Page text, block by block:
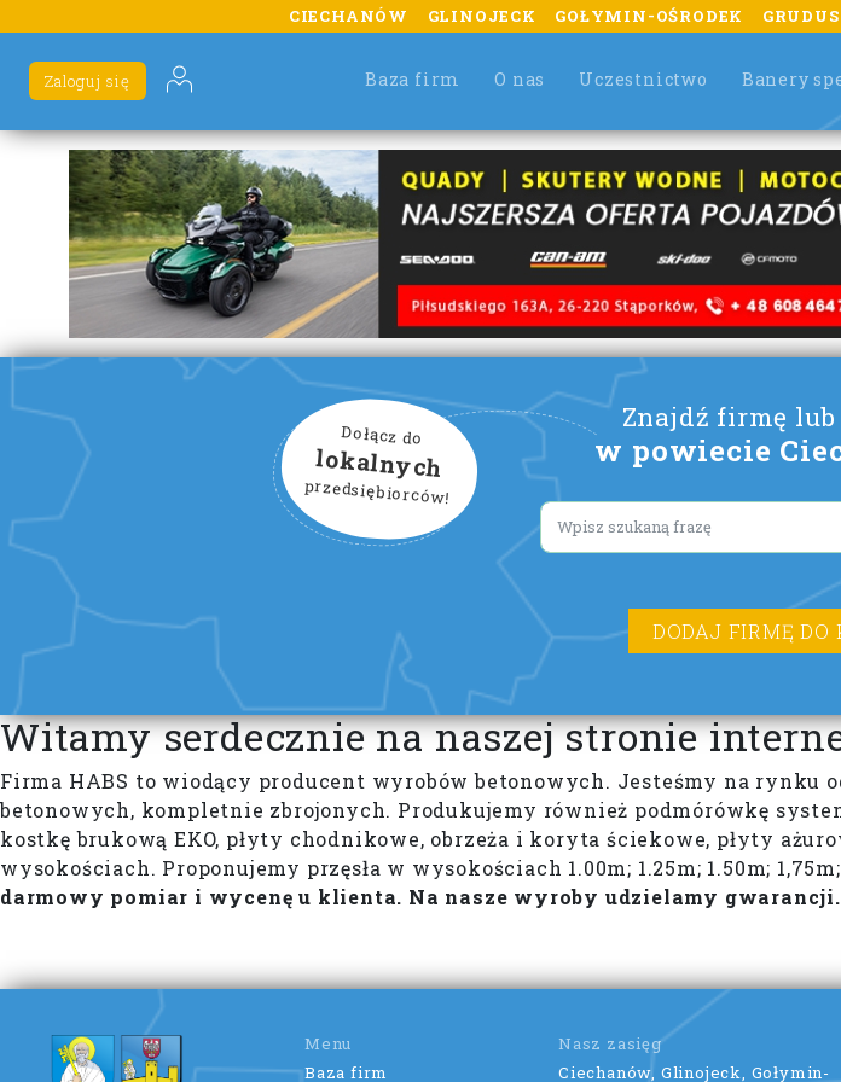
CIECHANÓW GLINOJECK GOŁYMIN-OŚRODEK
Baza firm O nas Uczestnictwo Banery
Zaloguj się
Znajdź firmę
w powiecie
Dołącz do
lokalnych
przedsiębiorców!
Lorem ipsum
DODAJ FIRMĘ DO
Witamy serdecznie na naszej stronie
Firma HABS to wiodący producent wyrobów betonowych. Jesteśmy na rynku
betonowych, kompletnie zbrojonych. Produkujemy również podmórówkę
kostkę brukową EKO, płyty chodnikowe, obrzeża i koryta ściekowe, płyty
wysokościach. Proponujemy przęsła w wysokościach 1.00m; 1.25m; 1.50m;
darmowy pomiar i wycenę u klienta. Na nasze wyroby udzielamy gwarancji.
Menu
Baza firm
Nasz zasięg
Ciechanów, Glinojeck, Gołymin-